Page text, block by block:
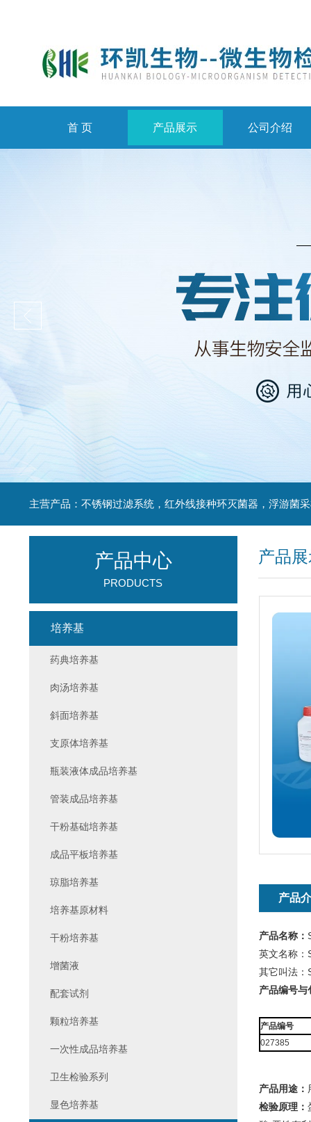
首 页 产品展示 公司介绍
产品
产品
产品名称：
英文名称：
其它叫法：
产品编号与
产品编号
027385
产品用途：
检验原理：
产品中心
PRODUCTS
培养基
药典培养基
肉汤培养基
斜面培养基
支原体培养基
瓶装液体成品培养基
管装成品培养基
干粉基础培养基
成品平板培养基
琼脂培养基
培养基原材料
干粉培养基
增菌液
配套试剂
颗粒培养基
一次性成品培养基
卫生检验系列
显色培养基